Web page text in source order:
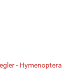
- Hymenoptera